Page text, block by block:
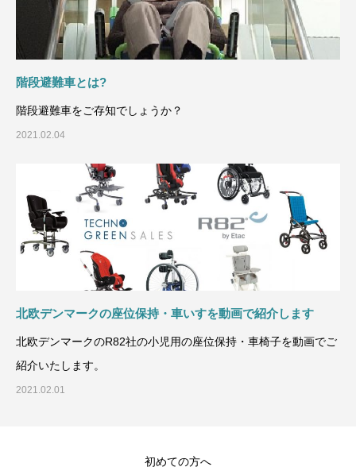
階段避難車とは?
階段避難車をご存知でしょうか？
2021.02.04
北欧デンマークの座位保持・車いすを動画で紹介します
北欧デンマークのR82社の小児用の座位保持・車椅子を動画でご
紹介いたします。
2021.02.01
初めての方へ